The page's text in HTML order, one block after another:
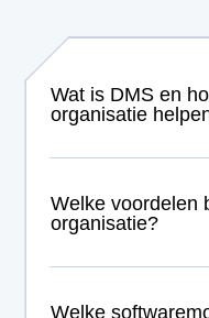
Wat is DMS en
organisatie
Welke voordelen
organisatie?
Welke